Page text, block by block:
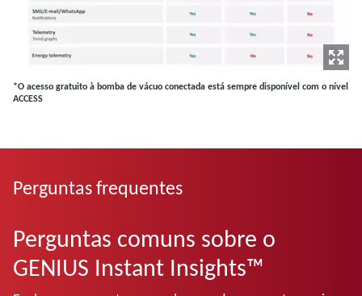
*O acesso gratuito à bomba de vácuo conectada está sempre disponível com o nível
ACCESS
Perguntas frequentes
Perguntas comuns sobre o
GENIUS Instant Insights™